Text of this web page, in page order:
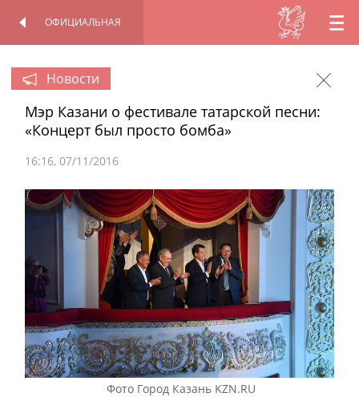
RU
ОФИЦИАЛЬНАЯ
Новости
Мэр Казани о фестивале татарской песни:
«Концерт был просто бомба»
16:16 07/11/2016
Фото Город Казань KZN.RU
ПЕРСОНАЛЬНАЯ
ОФИЦИАЛЬНАЯ